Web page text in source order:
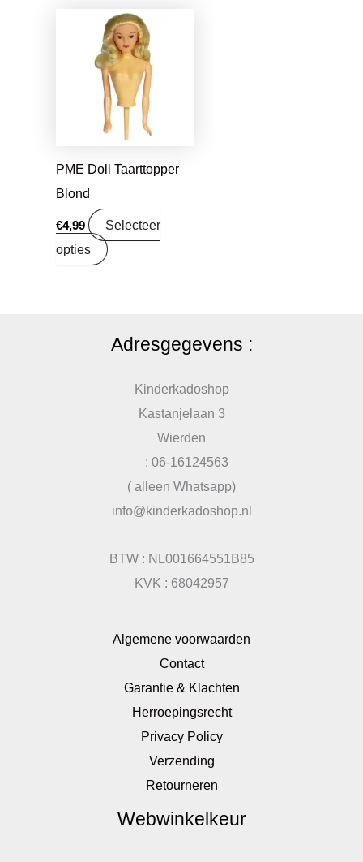
PME Doll Taarttopper
Blond
€4,99
Selecteer
opties
Adresgegevens :
Kinderkadoshop
Kastanjelaan 3
Wierden
: 06-16124563
( alleen Whatsapp)
info@kinderkadoshop.nl
BTW : NL001664551B85
KVK : 68042957
Algemene voorwaarden
Contact
Garantie & Klachten
Herroepingsrecht
Privacy Policy
Verzending
Retourneren
Webwinkelkeur